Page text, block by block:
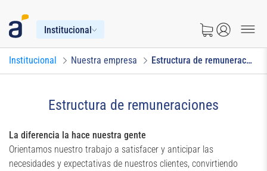
Institucional
Institucional Nuestra empresa Estructura de remuneraciones
Estructura de remuneraciones
La diferencia la hace nuestra gente
Orientamos nuestro trabajo a satisfacer y anticipar las
necesidades y expectativas de nuestros clientes, convirtiendo